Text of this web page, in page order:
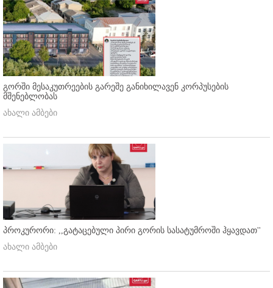
გორში მესაკუთრეების გარეშე განიხილავენ კორპუსების
მშენებლობას
ახალი ამბები
პროკურორი: ,,გატაცებული პირი გორის სასატუმროში ჰყავდათ''
ახალი ამბები